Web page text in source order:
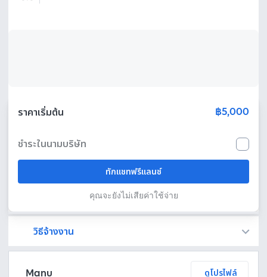
ราคาเริ่มต้น ฿5,000
ชำระในนามบริษัท
ทักแชทฟรีแลนซ์
คุณจะยังไม่เสียค่าใช้จ่าย
วิธีจ้างงาน
Manu ดูโปรไฟล์